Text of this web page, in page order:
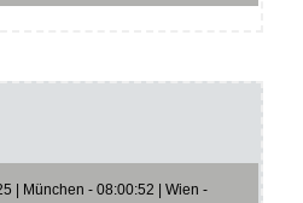
| München - 08:00:52 | Wien -